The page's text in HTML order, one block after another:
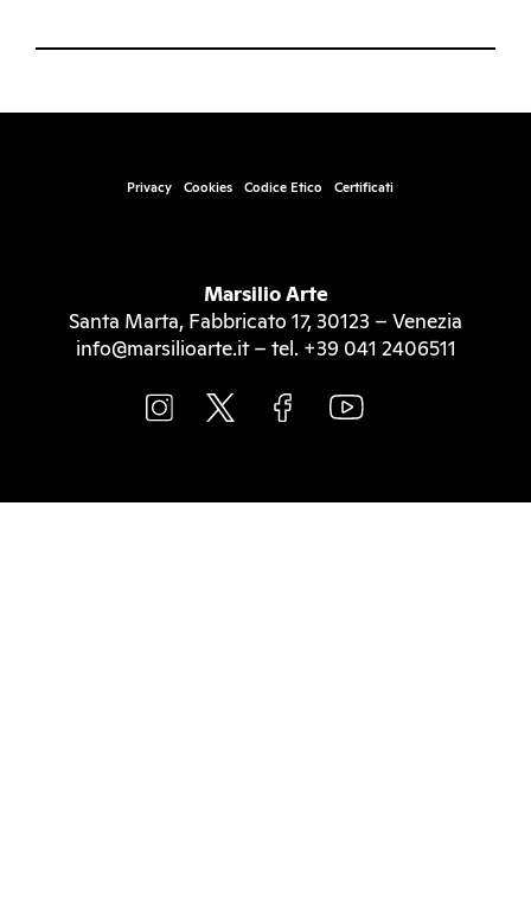
Privacy Cookies Codice Etico Certificati
Marsilio Arte
Santa Marta, Fabbricato 17, 30123 – Venezia
info@marsilioarte.it – tel. +39 041 2406511